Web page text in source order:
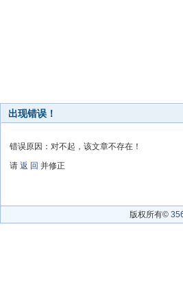
出现错误！
错误原因：对不起，该文章不存在！
请 返 回 并修正
版权所有©